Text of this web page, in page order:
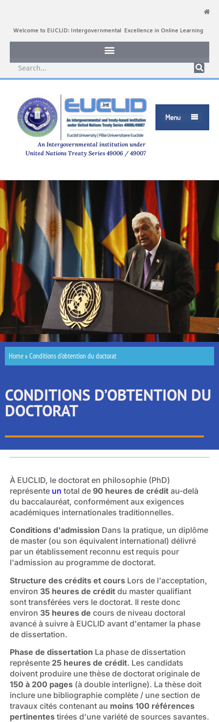
Welcome to EUCLID: Intergovernmental Excellence in Online Learning
Menu 
An Intergovernmental institution under
United Nations Treaty Series 49006 / 49007
Home»Conditions d’obtention du doctorat
CONDITIONS D’OBTENTION DU
DOCTORAT
À EUCLID, le doctorat en philosophie (PhD)
représente un total de 90 heures de crédit au-delà
du baccalauréat, conformément aux exigences
académiques internationales traditionnelles.
Conditions d'admission Dans la pratique, un diplôme
de master (ou son équivalent international) délivré
par un établissement reconnu est requis pour
l'admission au programme de doctorat.
Structure des crédits et cours Lors de l'acceptation,
environ 35 heures de crédit du master qualifiant
sont transférées vers le doctorat. Il reste donc
environ 35 heures de cours de niveau doctoral
avancé à suivre à EUCLID avant d'entamer la phase
de dissertation.
Phase de dissertation La phase de dissertation
représente 25 heures de crédit. Les candidats
doivent produire une thèse de doctorat originale de
150 à 200 pages (à double interligne). La thèse doit
inclure une bibliographie complète / une section de
travaux cités contenant au moins 100 références
pertinentes tirées d'une variété de sources savantes.